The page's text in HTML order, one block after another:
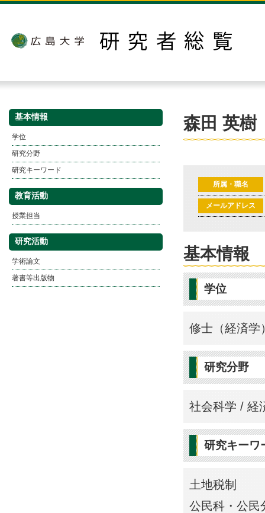
基本情報
学位
研究分野
研究キーワード
教育活動
授業担当
研究活動
学術論文
著書等出版物
森田 英樹
所属・職名
メールアドレス
基本情報
学位
修士（経済
研究分野
社会科学 / 経
研究キーワ
土地税制
公民科・公民